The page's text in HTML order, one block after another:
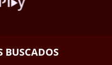
BUSCADOS